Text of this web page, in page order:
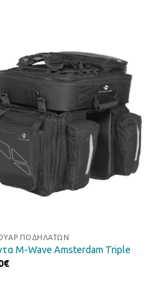
Προσθήκη
στη Λίστα
Επιθυμιών
ΠΟΔΗΛΆΤΩΝ
M-Wave Amsterdam Triple
€